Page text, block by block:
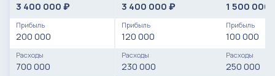
3 400 000 ₽
Прибыль
200 000
Расходы
700 000
3 400 000 ₽
Прибыль
120 000
Расходы
230 000
1 500 000
Прибыль
100 000
Расходы
250 000